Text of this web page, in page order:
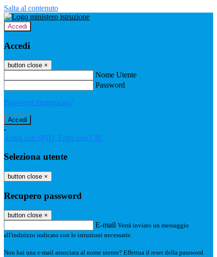
Salta al contenuto
Accedi
Accedi
button close ×
Nome Utente
Password
Password dimenticata?
-
Entra con SPID Entra con CIE
Seleziona utente
button close ×
Recupero password
button close ×
E-mail Verrà inviato un messaggio
all'indirizzo indicato con le istruzioni necessarie.
Non hai una e-mail associata al nome utente? Effettua il reset della password